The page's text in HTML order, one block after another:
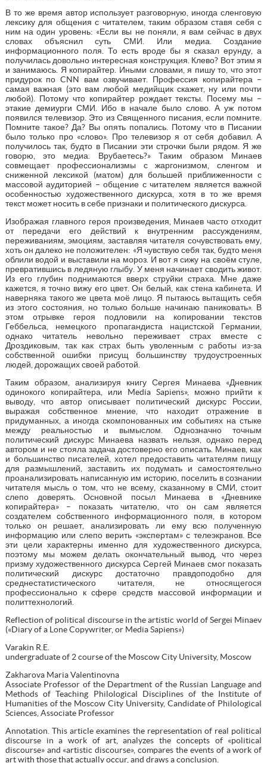
В то же время автор использует разговорную, иногда сленговую
лексику для общения с читателем, таким образом ставя себя с
ним на один уровень: «Если вы не поняли, я вам сейчас в двух
словах объяснил суть СМИ. Или медиа. Создание
информационного поля. То есть вроде бы я сказал ерунду, а
получилась довольно интересная конструкция. Клево? Вот этим я
и занимаюсь. Я копирайтер. Иными словами, я пишу то, что этот
придурок по CNN вам озвучивает. Профессия копирайтера –
самая важная (это вам любой медийщик скажет, ну или почти
любой). Потому что копирайтер рождает тексты. Посему мы –
этакие демиурги СМИ. Ибо в начале было слово. А уж потом
появился телевизор. Это из Священного писания, если помните.
Помните такое? Да? Вы опять попались. Потому что в Писании
было только про «слово». Про телевизор я от себя добавил. А
получилось так, будто в Писании эти строчки были рядом. Я же
говорю, это медиа. Врубаетесь?» Таким образом Минаев
совмещает профессионализмы с жаргонизмом, сленгом и
сниженной лексикой (матом) для большей приближенности с
массовой аудиторией – общение с читателем является важной
особенностью художественного дискурса, хотя в то же время
текст может носить в себе признаки и политического дискурса.
Изображая главного героя произведения, Минаев часто отходит
от передачи его действий к внутренним рассуждениям,
переживаниям, эмоциям, заставляя читателя сочувствовать ему,
хоть он далеко не положителен: «Я чувствую себя так, будто меня
облили водой и выставили на мороз. И вот я сижу на своём стуле,
превратившись в ледяную глыбу. У меня начинает сводить живот.
Из его глубин поднимаются вверх струйки страха. Мне даже
кажется, я точно вижу его цвет. Он белый, как стена кабинета. И
наверняка такого же цвета моё лицо. Я пытаюсь вытащить себя
из этого состояния, но только больше начинаю паниковать». В
этом отрывке героя подловили на копировании текстов
Геббельса, немецкого пропагандиста нацистской Германии,
однако читатель невольно переживает страх вместе с
Дроздиковым, так как страх быть уволенным с работы из-за
собственной ошибки присущ большинству трудоустроенных
людей, дорожащих своей работой.
Таким образом, анализируя книгу Сергея Минаева «Дневник
одинокого копирайтера, или Media Sapiens», можно прийти к
выводу, что автор описывает политический дискурс России,
выражая собственное мнение, что находит отражение в
придуманных, а иногда скомпонованных им событиях на стыке
между реальностью и вымыслом. Однозначно точным
политический дискурс Минаева назвать нельзя, однако перед
автором и не стояла задача достоверно его описать. Минаев, как
и большинство писателей, хотел предоставить читателям пищу
для размышлений, заставить их подумать и самостоятельно
проанализировать написанную им историю, поселить в сознании
читателя мысль о том, что не всему, сказанному в СМИ, стоит
слепо доверять. Основной посыл Минаева в «Дневнике
копирайтера» – показать читателю, что он сам является
создателем собственного информационного поля, в котором
только он решает, анализировать ли ему всю полученную
информацию или слепо верить «экспертам» с телеэкранов. Все
эти цели характерны именно для художественного дискурса,
поэтому мы можем делать окончательный вывод, что через
призму художественного дискурса Сергей Минаев смог показать
политический дискурс достаточно правдоподобно для
среднестатистического читателя, не относящегося
профессионально к сфере средств массовой информации и
политтехнологий.
Reflection of political discourse in the artistic world of Sergei Minaev
(«Diary of a Lone Copywriter, or Media Sapiens»)
Varakin R.E.
undergraduate of 2 course of the Moscow City University, Moscow
Zakharova Maria Valentinovna
Associate Professor of the Department of the Russian Language and
Methods of Teaching Philological Disciplines of the Institute of
Humanities of the Moscow City University, Candidate of Philological
Sciences, Associate Professor
Annotation. This article examines the representation of real political
discourse in a work of art, analyzes the concepts of «political
discourse» and «artistic discourse», compares the events of a work of
art with those that actually occur, and draws a conclusion.